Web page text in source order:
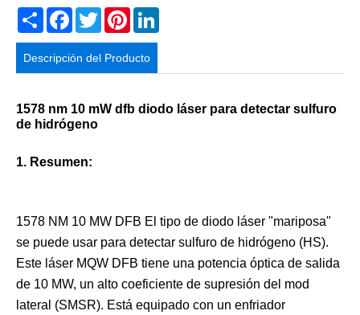
Share Facebook
TwitterPinterest
Descripción del Producto
1578 nm 10 mW dfb diodo láser para detectar sulfuro
de hidrógeno
1. Resumen:
1578 NM 10 MW DFB El tipo de diodo láser "mariposa"
se puede usar para detectar sulfuro de hidrógeno (HS).
Este láser MQW DFB tiene una potencia óptica de salida
de 10 MW, un alto coeficiente de supresión del mod
lateral (SMSR). Está equipado con un enfriador